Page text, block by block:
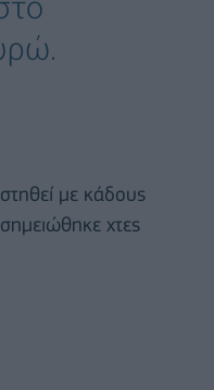
με κάδους
χτες